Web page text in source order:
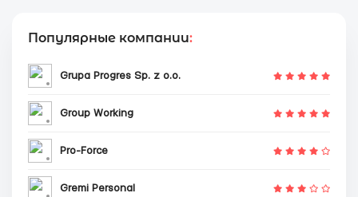
Популярные компании:
Grupa Progres Sp. z o.o.
Group Working
Pro-Force
Gremi Personal